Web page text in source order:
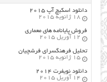
دانلود اسکیچ آپ ۲۰۱۵
18 ژانویه 2015
فروش پایانامه های معماری
12 آوریل 2015
تحلیل فرهنگسرای فرشچیان
15 ژانویه 2015
دانلود نویفرت ۲۰۱۴
14 آوریل 2015